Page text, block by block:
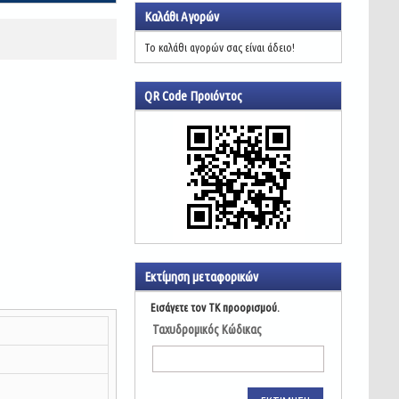
Καλάθι Αγορών
Το καλάθι αγορών σας είναι άδειο!
QR Code Προιόντος
Εκτίμηση μεταφορικών
Εισάγετε τον ΤΚ προορισμού.
Ταχυδρομικός Κώδικας